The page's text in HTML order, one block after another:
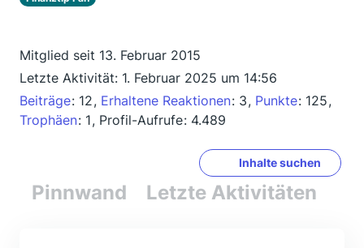
Mitglied seit 13. Februar 2015
Letzte Aktivität: 1. Februar 2025 um 14:56
Beiträge 12 Erhaltene Reaktionen 3 Punkte 125
Trophäen 1 Profil-Aufrufe 4.489
Inhalte suchen
Pinnwand Letzte Aktivitäten